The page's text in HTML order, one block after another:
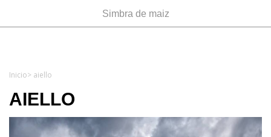
simbra de maiz
Inicio> aiello
AIELLO